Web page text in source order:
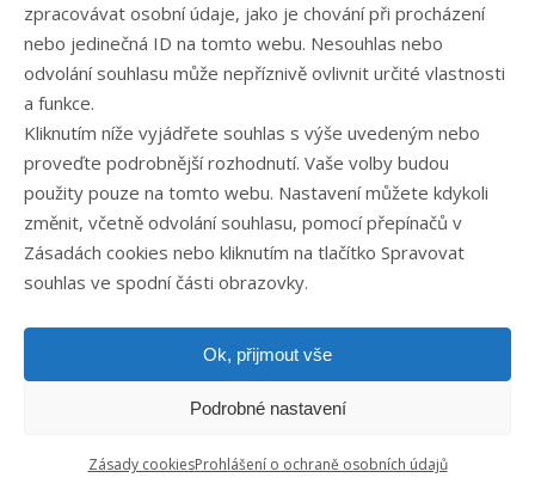
zpracovávat osobní údaje, jako je chování při procházení
nebo jedinečná ID na tomto webu. Nesouhlas nebo
odvolání souhlasu může nepříznivě ovlivnit určité vlastnosti
a funkce.
Kliknutím níže vyjádřete souhlas s výše uvedeným nebo
proveďte podrobnější rozhodnutí. Vaše volby budou
použity pouze na tomto webu. Nastavení můžete kdykoli
změnit, včetně odvolání souhlasu, pomocí přepínačů v
Zásadách cookies nebo kliknutím na tlačítko Spravovat
souhlas ve spodní části obrazovky.
Ok, přijmout vše
Podrobné nastavení
Zásady cookiesProhlášení o ochraně osobních údajů
též čištění biofiltru.
Pohyb vody od biofiltru do nádrží s rybami
a zpět k biofiltru zajišťuje aerátor umístěný
v hloubce a pohyb vody v chovných žlabech
zajišťuje nízkotlaký aerátor umístěný v
chovném žlabu naproti přítoku vody. Voda
se v chovné části mění 5krát až 10krát za
s plovoucí náplní, do kterého je vzduch